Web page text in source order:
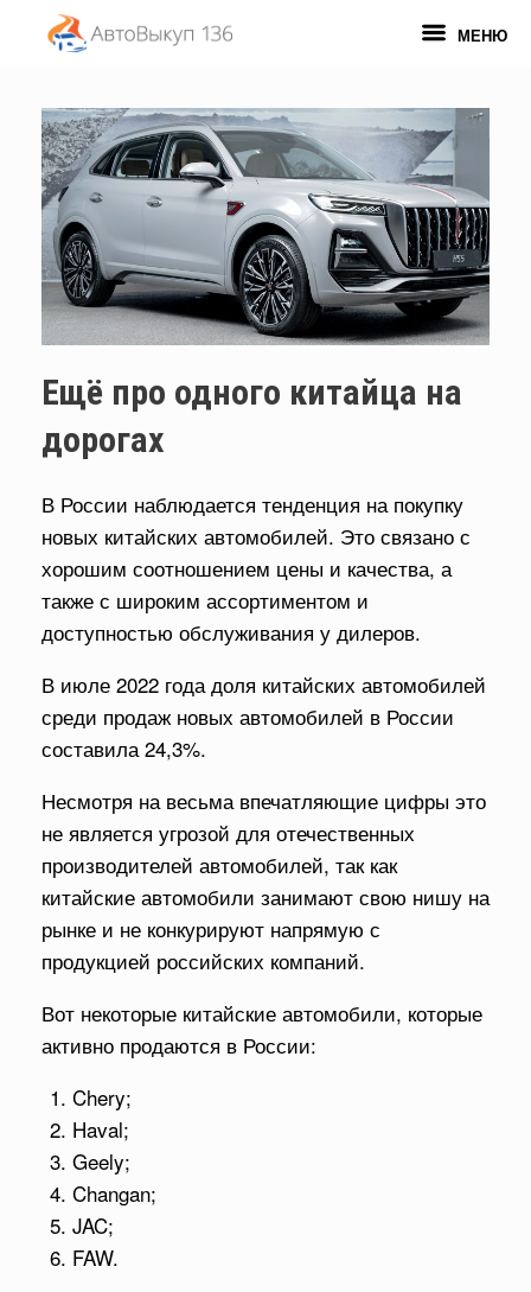
содержанию
МЕНЮ
Ещё про одного китайца на
дорогах
В России наблюдается тенденция на покупку
новых китайских автомобилей. Это связано с
хорошим соотношением цены и качества, а
также с широким ассортиментом и
доступностью обслуживания у дилеров.
В июле 2022 года доля китайских автомобилей
среди продаж новых автомобилей в России
составила 24,3%.
Несмотря на весьма впечатляющие цифры это
не является угрозой для отечественных
производителей автомобилей, так как
китайские автомобили занимают свою нишу на
рынке и не конкурируют напрямую с
продукцией российских компаний.
Вот некоторые китайские автомобили, которые
активно продаются в России:
Chery;
Haval;
Geely;
Changan;
JAC;
FAW.